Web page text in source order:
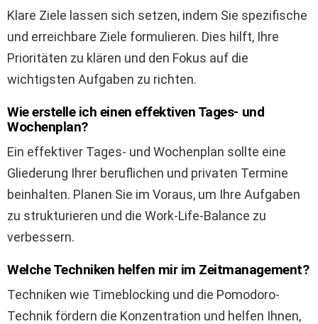
Klare Ziele lassen sich setzen, indem Sie spezifische
und erreichbare Ziele formulieren. Dies hilft, Ihre
Prioritäten zu klären und den Fokus auf die
wichtigsten Aufgaben zu richten.
Wie erstelle ich einen effektiven Tages- und
Wochenplan?
Ein effektiver Tages- und Wochenplan sollte eine
Gliederung Ihrer beruflichen und privaten Termine
beinhalten. Planen Sie im Voraus, um Ihre Aufgaben
zu strukturieren und die Work-Life-Balance zu
verbessern.
Welche Techniken helfen mir im Zeitmanagement?
Techniken wie Timeblocking und die Pomodoro-
Technik fördern die Konzentration und helfen Ihnen,